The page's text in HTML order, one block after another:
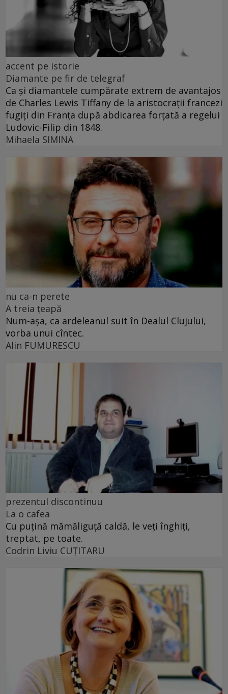
accent pe istorie
Diamante pe fir de telegraf
Ca și diamantele cumpărate extrem de avantajos
de Charles Lewis Tiffany de la aristocrații francezi
fugiți din Franța după abdicarea forțată a regelui
Ludovic-Filip din 1848.
Mihaela SIMINA
nu ca-n perete
A treia țeapă
Num-așa, ca ardeleanul suit în Dealul Clujului,
vorba unui cîntec.
Alin FUMURESCU
prezentul discontinuu
La o cafea
Cu puţină mămăliguţă caldă, le veţi înghiţi,
treptat, pe toate.
Codrin Liviu CUŢITARU